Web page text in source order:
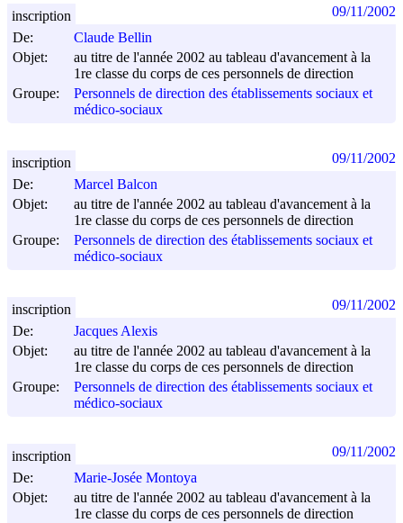
De:
Claude Bellin
Objet:
au titre de l'année 2002 au tableau d'avancement à la
1re classe du corps de ces personnels de direction
Groupe:
Personnels de direction des établissements sociaux et
médico-sociaux
inscription 09/11/2002
De:
Marcel Balcon
Objet:
au titre de l'année 2002 au tableau d'avancement à la
1re classe du corps de ces personnels de direction
Groupe:
Personnels de direction des établissements sociaux et
médico-sociaux
inscription 09/11/2002
De:
Jacques Alexis
Objet:
au titre de l'année 2002 au tableau d'avancement à la
1re classe du corps de ces personnels de direction
Groupe:
Personnels de direction des établissements sociaux et
médico-sociaux
inscription 09/11/2002
De:
Marie-Josée Montoya
Objet:
au titre de l'année 2002 au tableau d'avancement à la
1re classe du corps de ces personnels de direction
inscription 09/11/2002